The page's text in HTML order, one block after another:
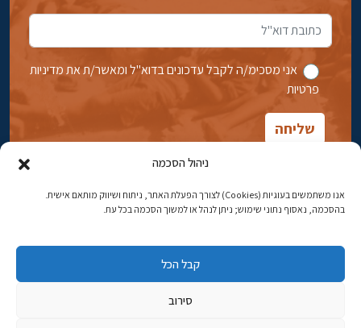
ניהול הסכמה
אנו משתמשים בעוגיות (Cookies) לצורך הפעלת האתר, ניתוח ושיווק מותאם אישית.
בהסכמה, נאסוף נתוני שימוש; ניתן לנהל או למשוך הסכמה בכל עת.
קבל הכל
סירוב
אני מסכימ/ה לקבל עדכונים בדוא''ל ומאשר/ת את מדיניות
פרטיות
אבן גבירול 14, רחביה, ירושלים
טלפון:02-5398869
כתובת דוא"ל:najww2@ybz.org.il